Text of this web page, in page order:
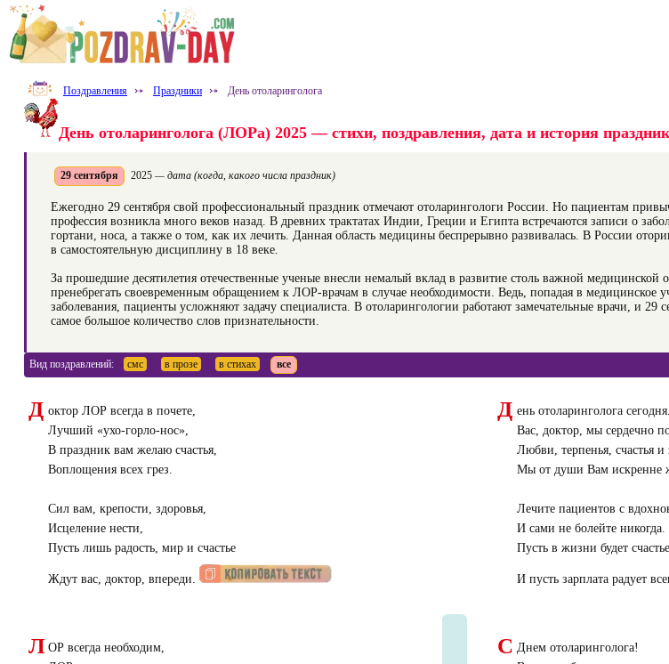
Поздравления ⤐ Праздники ⤐ День отоларинголога
День отоларинголога (ЛОРа) 2025 — стихи, поздравления, дата и история
29 сентября 2025 — дата (когда, какого числа праздник)
Ежегодно 29 сентября свой профессиональный праздник отмечают отоларингологи России. Но пациентам
профессия возникла много веков назад. В древних трактатах Индии, Греции и Египта встречаются записи о
гортани, носа, а также о том, как их лечить. Данная область медицины беспрерывно развивалась. В России
в самостоятельную дисциплину в 18 веке.
За прошедшие десятилетия отечественные ученые внесли немалый вклад в развитие столь важной медицинской
пренебрегать своевременным обращением к ЛОР-врачам в случае необходимости. Ведь, попадая в медицинское
заболевания, пациенты усложняют задачу специалиста. В отоларингологии работают замечательные врачи, и 29
самое большое количество слов признательности.
Вид поздравлений: смс в прозе в стихах все
Д октор ЛОР всегда в почете,
Лучший «ухо-горло-нос»,
В праздник вам желаю счастья,
Воплощения всех грез.
Сил вам, крепости, здоровья,
Исцеление нести,
Пусть лишь радость, мир и счастье
Ждут вас, доктор, впереди.
Д ень отоларинголога сегодня.
Вас, доктор, мы сердечно
Любви, терпенья, счастья и
Мы от души Вам искренне
Лечите пациентов с
И сами не болейте никогда.
Пусть в жизни будет
И пусть зарплата радует
Л ОР всегда необходим,
С Днем отоларинголога!